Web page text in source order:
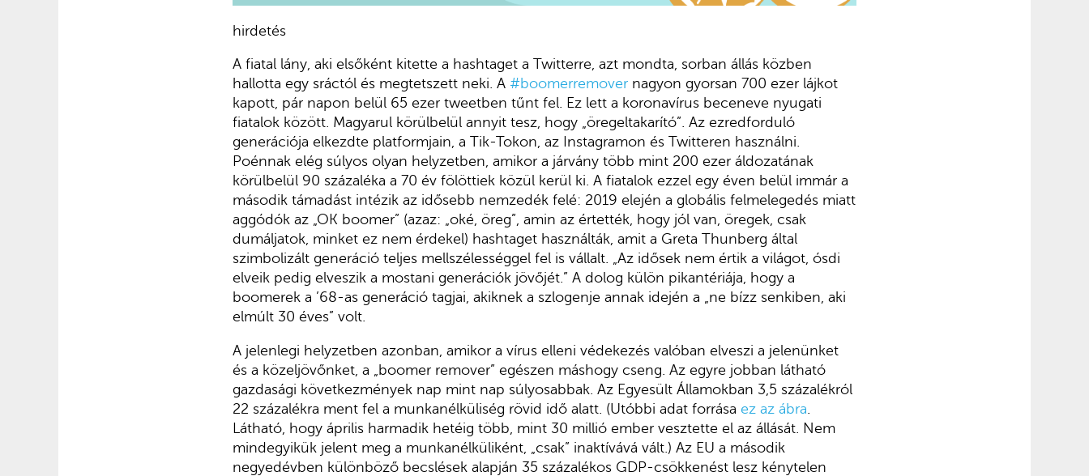
hirdetés
A fiatal lány, aki elsőként kitette a hashtaget a Twitterre, azt mondta, sorban állás közben
hallotta egy sráctól és megtetszett neki. A #boomerremover nagyon gyorsan 700 ezer lájkot
kapott, pár napon belül 65 ezer tweetben tűnt fel. Ez lett a koronavírus beceneve nyugati
fiatalok között. Magyarul körülbelül annyit tesz, hogy „öregeltakarító”. Az ezredforduló
generációja elkezdte platformjain, a Tik-Tokon, az Instagramon és Twitteren használni.
Poénnak elég súlyos olyan helyzetben, amikor a járvány több mint 200 ezer áldozatának
körülbelül 90 százaléka a 70 év fölöttiek közül kerül ki. A fiatalok ezzel egy éven belül immár a
második támadást intézik az idősebb nemzedék felé: 2019 elején a globális felmelegedés miatt
aggódók az „OK boomer” (azaz: „oké, öreg”, amin az értették, hogy jól van, öregek, csak
dumáljatok, minket ez nem érdekel) hashtaget használták, amit a Greta Thunberg által
szimbolizált generáció teljes mellszélességgel fel is vállalt. „Az idősek nem értik a világot, ósdi
elveik pedig elveszik a mostani generációk jövőjét.” A dolog külön pikantériája, hogy a
boomerek a ’68-as generáció tagjai, akiknek a szlogenje annak idején a „ne bízz senkiben, aki
elmúlt 30 éves” volt.
A jelenlegi helyzetben azonban, amikor a vírus elleni védekezés valóban elveszi a jelenünket
és a közeljövőnket, a „boomer remover” egészen máshogy cseng. Az egyre jobban látható
gazdasági következmények nap mint nap súlyosabbak. Az Egyesült Államokban 3,5 százalékról
22 százalékra ment fel a munkanélküliség rövid idő alatt. (Utóbbi adat forrása ez az ábra
Látható, hogy április harmadik hetéig több, mint 30 millió ember vesztette el az állását. Nem
mindegyikük jelent meg a munkanélküliként, „csak” inaktívává vált.) Az EU a második
negyedévben különböző becslések alapján 35 százalékos GDP-csökkenést lesz kénytelen